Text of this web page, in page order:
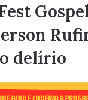
delírio